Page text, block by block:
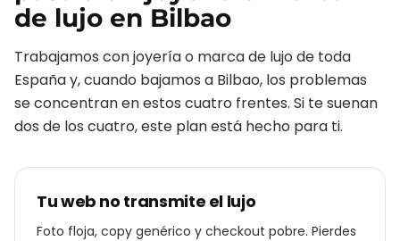
de lujo en Bilbao
Trabajamos conjoyería o marca de lujo de toda
España y, cuando bajamos a Bilbao, los problemas
se concentran en estos cuatro frentes. Si te suenan
dos de los cuatro, este plan está hecho para ti.
Tu web no transmite el lujo
Foto floja, copy genérico y checkout pobre. Pierdes